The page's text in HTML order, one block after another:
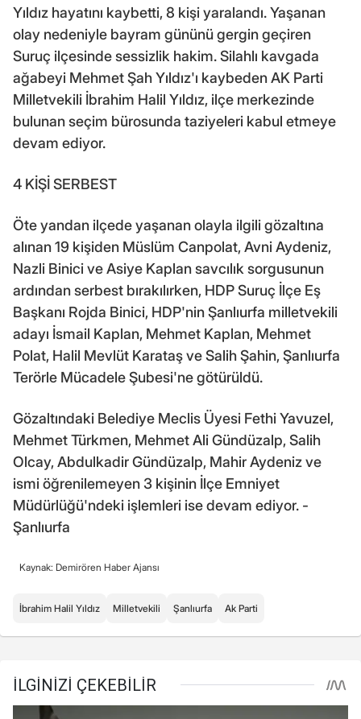
Yıldız hayatını kaybetti, 8 kişi yaralandı. Yaşanan
olay nedeniyle bayram gününü gergin geçiren
Suruç ilçesinde sessizlik hakim. Silahlı kavgada
ağabeyi Mehmet Şah Yıldız'ı kaybeden AK Parti
Milletvekili İbrahim Halil Yıldız, ilçe merkezinde
bulunan seçim bürosunda taziyeleri kabul etmeye
devam ediyor.
4 KİŞİ SERBEST
Öte yandan ilçede yaşanan olayla ilgili gözaltına
alınan 19 kişiden Müslüm Canpolat, Avni Aydeniz,
Nazli Binici ve Asiye Kaplan savcılık sorgusunun
ardından serbest bırakılırken, HDP Suruç İlçe Eş
Başkanı Rojda Binici, HDP'nin Şanlıurfa milletvekili
adayı İsmail Kaplan, Mehmet Kaplan, Mehmet
Polat, Halil Mevlüt Karataş ve Salih Şahin, Şanlıurfa
Terörle Mücadele Şubesi'ne götürüldü.
Gözaltındaki Belediye Meclis Üyesi Fethi Yavuzel,
Mehmet Türkmen, Mehmet Ali Gündüzalp, Salih
Olcay, Abdulkadir Gündüzalp, Mahir Aydeniz ve
ismi öğrenilemeyen 3 kişinin İlçe Emniyet
Müdürlüğü'ndeki işlemleri ise devam ediyor. -
Şanlıurfa
Kaynak: Demirören Haber Ajansı
İbrahim Halil Yıldız Milletvekili Şanlıurfa Ak Parti